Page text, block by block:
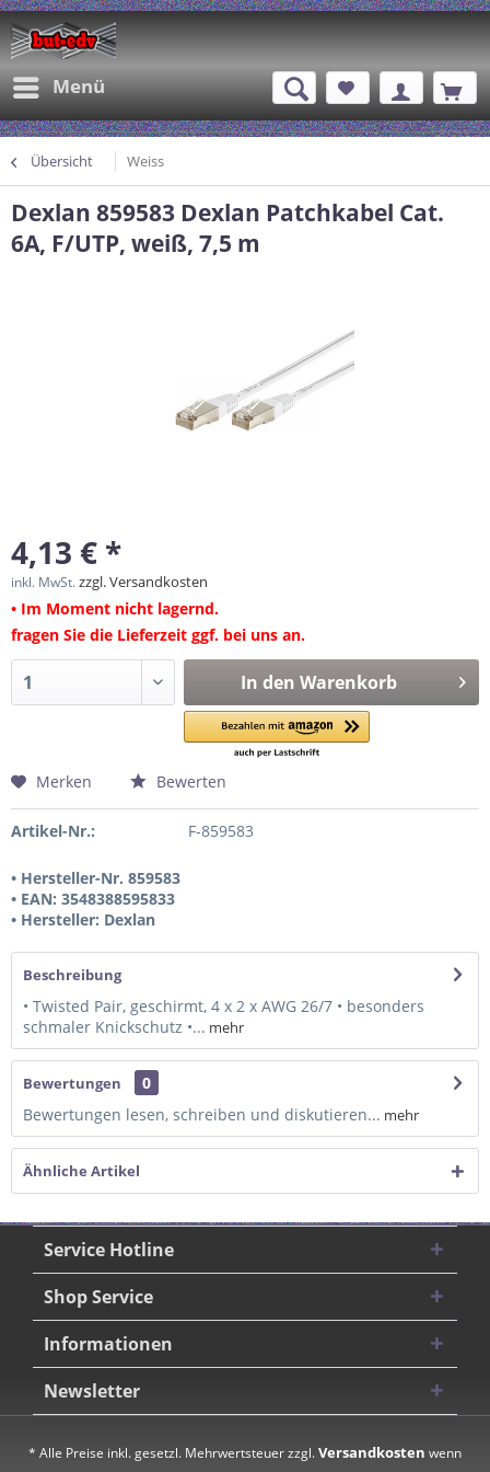
Menü
Übersicht Weiss
Dexlan 859583 Dexlan Patchkabel Cat.
6A, F/UTP, weiß, 7,5 m
4,13 € *
inkl. MwSt.zzgl. Versandkosten
• Im Moment nicht lagernd.
fragen Sie die Lieferzeit ggf. bei uns an.
In den Warenkorb
Merken Bewerten
Artikel-Nr.: F-859583
• Hersteller-Nr. 859583
• EAN: 3548388595833
• Hersteller: Dexlan
Beschreibung
• Twisted Pair, geschirmt, 4 x 2 x AWG 26/7 • besonders
schmaler Knickschutz •... mehr
Bewertungen
0
Bewertungen lesen, schreiben und diskutieren... mehr
Ähnliche Artikel
Service Hotline
Shop Service
Informationen
Newsletter
* Alle Preise inkl. gesetzl. Mehrwertsteuer zzgl.Versandkosten wenn